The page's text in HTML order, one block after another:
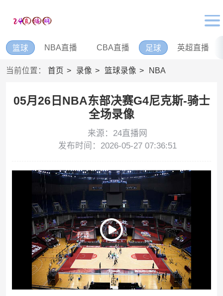
篮球 NBA直播 CBA直播 足球 英超直播
当前位置： 首页 录像 篮球录像 NBA
05月26日NBA东部决赛G4尼克斯-骑士
全场录像
来源：24直播网
发布时间：2026-05-27 07:36:51